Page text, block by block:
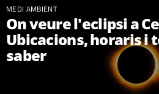
MEDI AMBIENT
On veure l'eclipsi a
Ubicacions, horaris i
saber